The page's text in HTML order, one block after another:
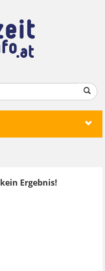
Ergebnis!